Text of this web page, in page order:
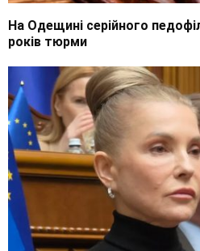
На Одещині серійного
років тюрми